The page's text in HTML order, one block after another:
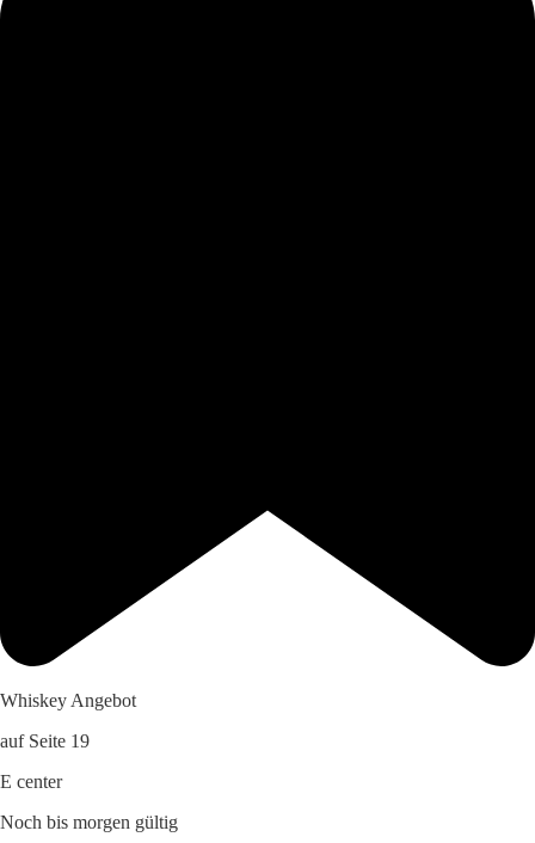
Whiskey Angebot
auf Seite 19
E center
Noch bis morgen gültig